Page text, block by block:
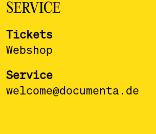
SERVICE
Tickets
Webshop
Service
welcome@documenta.de